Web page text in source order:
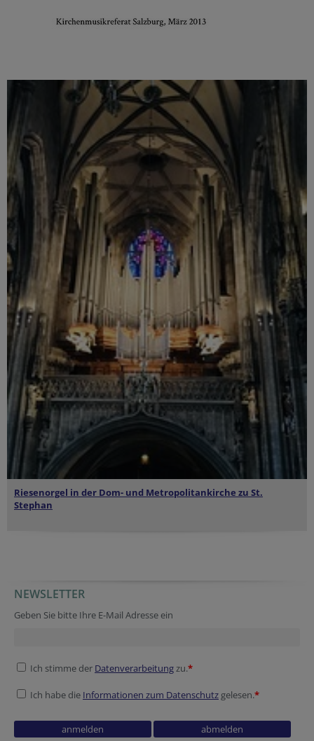
Riesenorgel in der Dom- und Metropolitankirche zu St.
Stephan
NEWSLETTER
Geben Sie bitte Ihre E-Mail Adresse ein
Ich stimme der Datenverarbeitungzu.*
Ich habe die Informationen zum Datenschutz gelesen.*